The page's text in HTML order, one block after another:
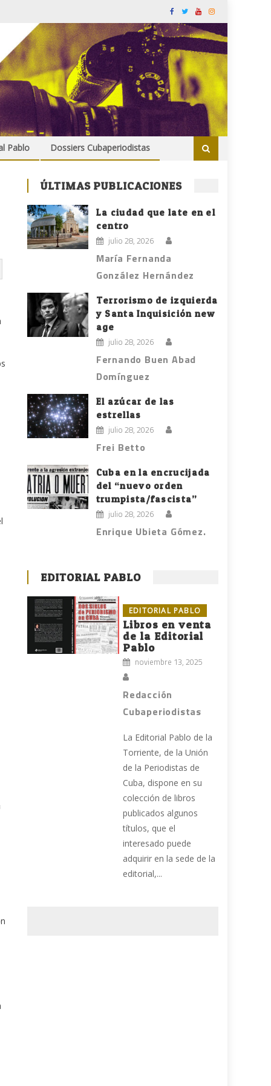
Pablo Dossiers Cubaperiodistas
ÚLTIMAS PUBLICACIONES
La ciudad que late en el
centro
julio 28, 2026
María Fernanda
González Hernández
Terrorismo de izquierda
y Santa Inquisición new
age
julio 28, 2026
Fernando Buen Abad
Domínguez
El azúcar de las
estrellas
julio 28, 2026
Frei Betto
Cuba en la encrucijada
del “nuevo orden
trumpista/fascista”
julio 28, 2026
Enrique Ubieta Gómez.
EDITORIAL PABLO
EDITORIAL PABLO
Libros en venta
de la Editorial
Pablo
noviembre 13, 2025
Redacción
Cubaperiodistas
La Editorial Pablo de la
Torriente, de la Unión
de la Periodistas de
Cuba, dispone en su
colección de libros
publicados algunos
títulos, que el
interesado puede
adquirir en la sede de la
editorial,...